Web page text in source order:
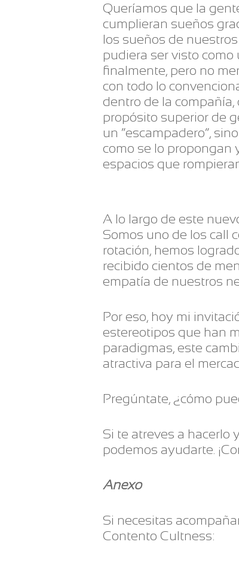
Queríamos que la
cumplieran sueños
los sueños de
pudiera ser visto
finalmente, pero no
con todo lo
dentro de la
propósito superior de
un “escampadero”,
como se lo propongan
espacios que
A lo largo de este
Somos uno de los call
rotación, hemos
recibido cientos de
empatía de nuestros
Por eso, hoy mi
estereotipos que han
paradigmas, este
atractiva para el
Pregúntate, ¿cómo
Si te atreves a hacerlo
podemos ayudarte.
Anexo
Si necesitas
Contento Cultness: